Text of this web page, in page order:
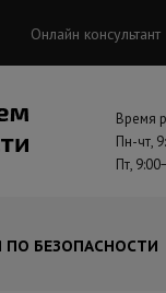
Онлайн консультант
Время
Пн-чт,
Пт,
ПО БЕЗОПАСНОСТИ